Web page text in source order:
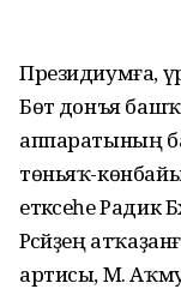
Президиумға,
Бөтә донъя
аппаратының
төньяҡ-
етәксеһе Радик
Рәсәйҙең
артисы, М.